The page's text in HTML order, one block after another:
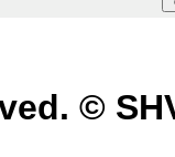
©